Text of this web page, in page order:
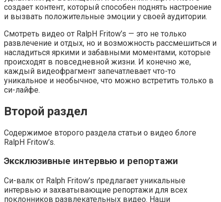
создает контент, который способен поднять настроение
и вызвать положительные эмоции у своей аудитории.
Смотреть видео от RalpH Fritow’s — это не только
развлечение и отдых, но и возможность рассмешиться и
насладиться яркими и забавными моментами, которые
происходят в повседневной жизни. И конечно же,
каждый видеофрагмент запечатлевает что-то
уникальное и необычное, что можно встретить только в
си-лайфе.
Второй раздел
Содержимое второго раздела статьи о видео блоге
RalpH Fritow’s.
Эксклюзивные интервью и репортажи
Си-валк от Ralph Fritow’s предлагает уникальные
интервью и захватывающие репортажи для всех
поклонников развлекательных видео. Наши